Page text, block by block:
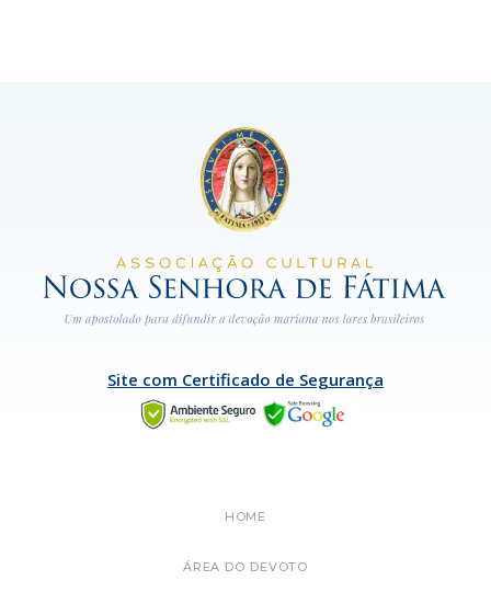
Site com Certificado de Segurança
HOME
ÁREA DO DEVOTO